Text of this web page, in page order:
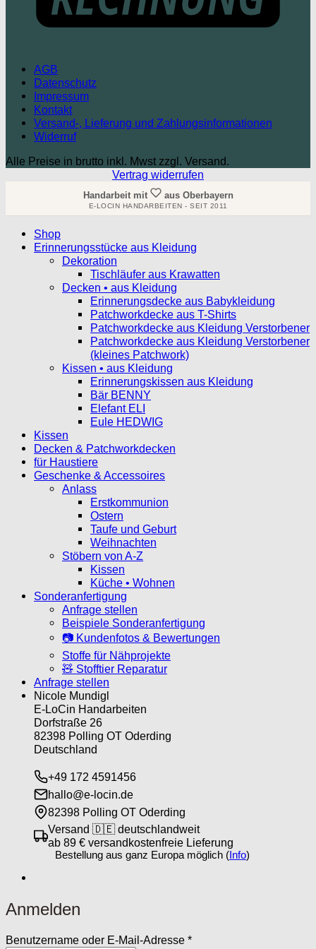
AGB
Datenschutz
Impressum
Kontakt
Versand-, Lieferung und Zahlungsinformationen
Widerruf
Alle Preise in brutto inkl. Mwst zzgl. Versand.
Vertrag widerrufen
Handarbeit mit aus Oberbayern
E-LOCIN HANDARBEITEN - SEIT 2011
Shop
Erinnerungsstücke aus Kleidung
Dekoration
Tischläufer aus Krawatten
Decken • aus Kleidung
Erinnerungsdecke aus Babykleidung
Patchworkdecke aus T-Shirts
Patchworkdecke aus Kleidung Verstorbener
Patchworkdecke aus Kleidung Verstorbener
(kleines Patchwork)
Kissen • aus Kleidung
Erinnerungskissen aus Kleidung
Bär BENNY
Elefant ELI
Eule HEDWIG
Kissen
Decken & Patchworkdecken
für Haustiere
Geschenke & Accessoires
Anlass
Erstkommunion
Ostern
Taufe und Geburt
Weihnachten
Stöbern von A-Z
Kissen
Küche • Wohnen
Sonderanfertigung
Anfrage stellen
Beispiele Sonderanfertigung
📷 Kundenfotos & Bewertungen
Stoffe für Nähprojekte
🧸 Stofftier Reparatur
Anfrage stellen
Nicole Mundigl
E-LoCin Handarbeiten
Dorfstraße 26
82398 Polling OT Oderding
Deutschland
+49 172 4591456
hallo@e-locin.de
82398 Polling OT Oderding
Versand 🇩🇪 deutschlandweit
ab 89 € versandkostenfreie Lieferung
Bestellung aus ganz Europa möglich ( Info)
Anmelden
Benutzername oder E-Mail-Adresse *Erforderlich